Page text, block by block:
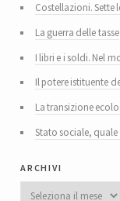
Costellazioni.
La guerra delle tasse
I libri e i soldi. Nel
Il potere istituente
La transizione
Stato sociale,
archivi
Archivi